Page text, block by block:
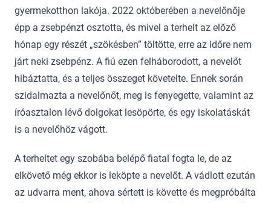
gyermekotthon lakója. 2022 októberében a nevelőnője
épp a zsebpénzt osztotta, és mivel a terhelt az előző
hónap egy részét „szökésben” töltötte, erre az időre nem
járt neki zsebpénz. A fiú ezen felháborodott, a nevelőt
hibáztatta, és a teljes összeget követelte. Ennek során
szidalmazta a nevelőnőt, meg is fenyegette, valamint az
íróasztalon lévő dolgokat lesöpörte, és egy iskolatáskát
is a nevelőhöz vágott.
A terheltet egy szobába belépő fiatal fogta le, de az
elkövető még ekkor is leköpte a nevelőt. A vádlott ezután
az udvarra ment, ahova sértett is követte és megpróbálta